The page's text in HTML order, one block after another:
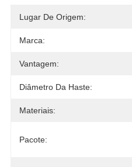
Lugar De Origem:
Marca:
Vantagem:
Diâmetro Da Haste:
Materiais:
Pacote: